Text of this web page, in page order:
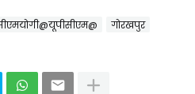
गोरखपुर